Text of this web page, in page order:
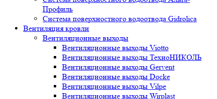
Профиль
Система поверхностного водоотвода Gidrolica
Вентиляция кровли
Вентиляционные выходы
Вентиляционные выходы Viotto
Вентиляционные выходы ТехноНИКОЛЬ
Вентиляционные выходы Gervent
Вентиляционные выходы Docke
Вентиляционные выходы Vilpe
Вентиляционные выходы Wirplast